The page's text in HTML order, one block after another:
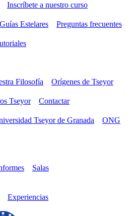
Inscríbete a nuestro curso
Guías Estelares
Preguntas frecuentes
Filosofía
Orígenes de Tseyor
Tseyor
Contactar
Tseyor de Granada
ONG
Salas
Experiencias